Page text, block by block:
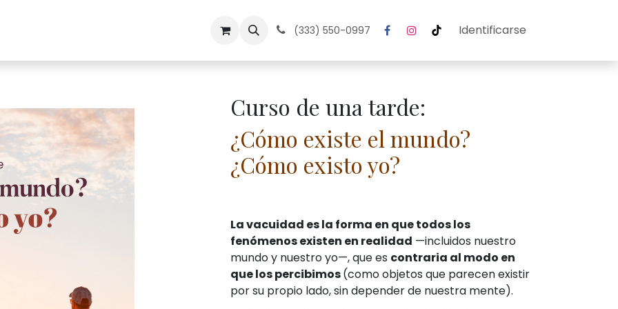
Calendario (333) 550-0997 Identificarse
Curso de una tarde:
¿Cómo existe el mundo?
¿Cómo existo yo?
La vacuidad es la forma en que todos los
fenómenos existen en realidad —incluidos nuestro
mundo y nuestro yo—, que es contraria al modo en
que los percibimos(como objetos que parecen existir
por su propio lado, sin depender de nuestra mente).